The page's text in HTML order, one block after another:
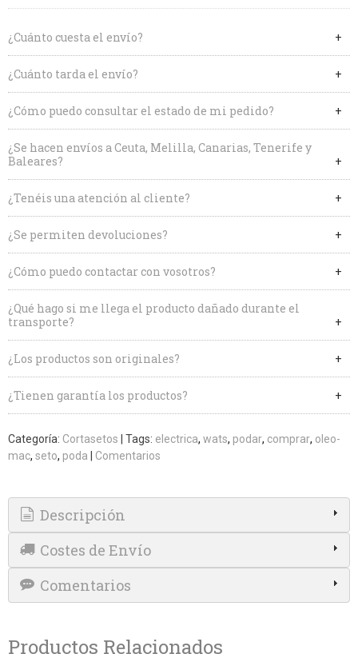
¿Cuánto cuesta el envío?
¿Cuánto tarda el envío?
¿Cómo puedo consultar el estado de mi pedido?
¿Se hacen envíos a Ceuta, Melilla, Canarias, Tenerife y
Baleares?
¿Tenéis una atención al cliente?
¿Se permiten devoluciones?
¿Cómo puedo contactar con vosotros?
¿Qué hago si me llega el producto dañado durante el
transporte?
¿Los productos son originales?
¿Tienen garantía los productos?
Categoría: Cortasetos Tags: electrica wats podar comprar oleo-
mac seto poda Comentarios
Descripción
Costes de Envío
Comentarios
Productos Relacionados